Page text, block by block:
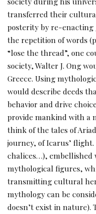
transferred their
posterity by re-enacting
the repetition of words
“lose the thread”, one
society, Walter J. Ong
Greece. Using
would describe deeds
behavior and drive
provide mankind with a
think of the tales of
journey, of Icarus’ flight.
chalices…), embellished
mythological figures,
transmitting cultural
mythology can be
doesn’t exist in nature).